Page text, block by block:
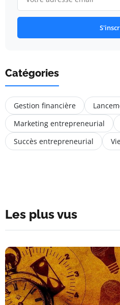
Catégories
Gestion financière
Marketing entrepreneurial
Succès entrepreneurial
Les plus vus